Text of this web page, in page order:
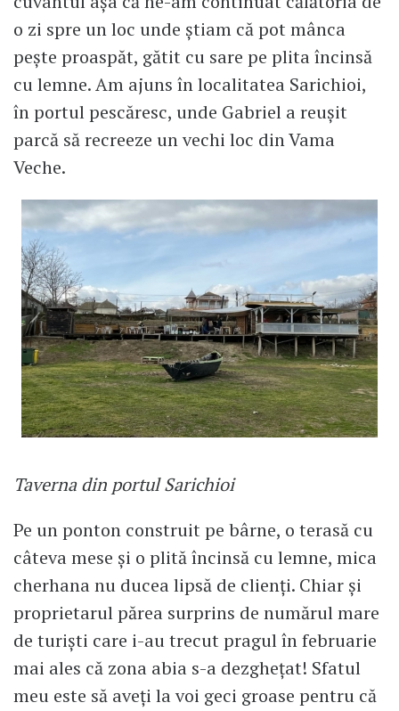
o zi spre un loc unde știam că pot mânca
pește proaspăt, gătit cu sare pe plita încinsă
cu lemne. Am ajuns în localitatea Sarichioi,
în portul pescăresc, unde Gabriel a reușit
parcă să recreeze un vechi loc din Vama
Veche.
Taverna din portul Sarichioi
Pe un ponton construit pe bârne, o terasă cu
câteva mese și o plită încinsă cu lemne, mica
cherhana nu ducea lipsă de clienți. Chiar și
proprietarul părea surprins de numărul mare
de turiști care i-au trecut pragul în februarie
mai ales că zona abia s-a dezghețat! Sfatul
meu este să aveți la voi geci groase pentru că